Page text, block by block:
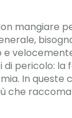
mangiare
pericolo: la
In queste
che